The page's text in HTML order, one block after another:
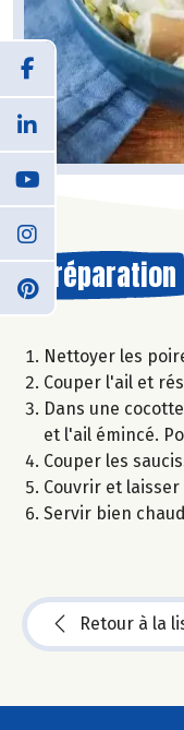
Préparation
Nettoyer les
Couper l'ail et
Dans une
et l'ail émincé.
Couper les
Couvrir et
Servir bien
Retour à la